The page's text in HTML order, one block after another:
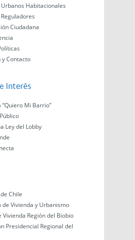
Urbanos Habitacionales
Ciudadana
y Contacto
Interés
“Quiero Mi Barrio”
Ley del Lobby
Chile
de Vivienda y Urbanismo
Vivienda Región del Biobio
Presidencial Regional del